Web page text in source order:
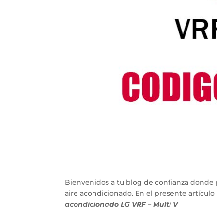
Bienvenidos a tu blog de confianza
aire acondicionado. En el presente
acondicionado LG VRF – Multi V